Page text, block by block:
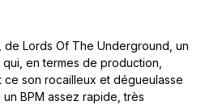
de Lords Of The Underground, un
en termes de production,
son rocailleux et dégueulasse
BPM assez rapide, très